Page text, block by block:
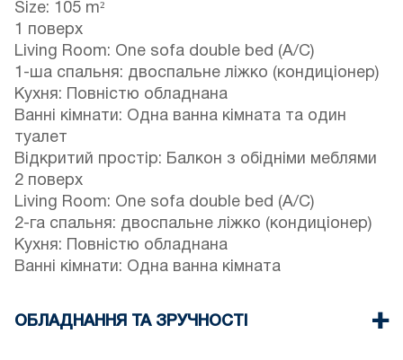
Size: 105 m²
1 поверх
Living Room: One sofa double bed (A/C)
1-ша спальня: двоспальне ліжко (кондиціонер)
Кухня: Повністю обладнана
Ванні кімнати: Одна ванна кімната та один
туалет
Відкритий простір: Балкон з обідніми меблями
2 поверх
Living Room: One sofa double bed (A/C)
2-га спальня: двоспальне ліжко (кондиціонер)
Кухня: Повністю обладнана
Ванні кімнати: Одна ванна кімната
ОБЛАДНАННЯ ТА ЗРУЧНОСТІ